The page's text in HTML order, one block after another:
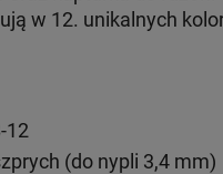
w 12. unikalnych
12
(do nypli 3,4 mm)